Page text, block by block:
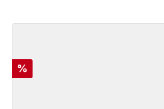
Rabatt
%